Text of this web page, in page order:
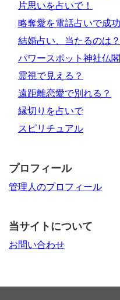
片思いを占いで！
略奪愛を電話占いで成
結婚占い、当たるのは？
パワースポット神社仏閣
霊視で見える？
遠距離恋愛で別れる？
縁切りを占いで
スピリチュアル
プロフィール
管理人のプロフィール
当サイトについて
お問い合わせ